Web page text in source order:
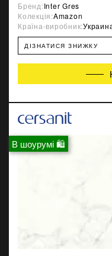
Бренд:Inter Gres
Колекція:Amazon
Країна-виробник:
ДІЗНАТИСЯ ЗНИЖКУ
В шоурумі 🛍